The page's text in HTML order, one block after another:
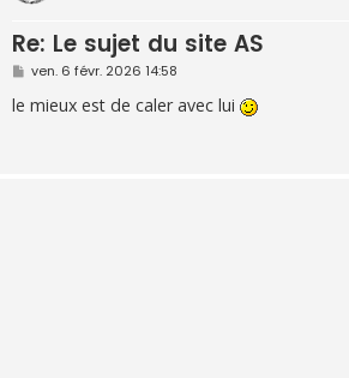
Re: Le sujet du site AS
M
s
s
ven. 6 févr. 2026 14:58
le mieux est de caler avec lui